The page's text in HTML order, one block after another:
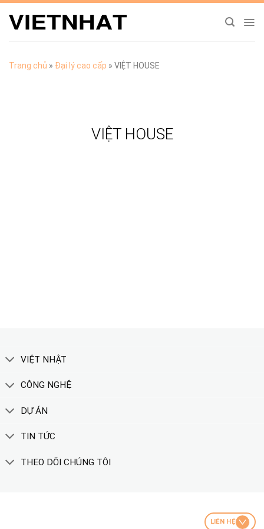
Chuyển
đến
Trang chủ » Đại lý cao cấp » VIỆT HOUSE
VIỆT HOUSE
VIỆT NHẬT
CÔNG NGHỆ
DỰ ÁN
TIN TỨC
THEO DÕI CHÚNG TÔI
LIÊN HỆ